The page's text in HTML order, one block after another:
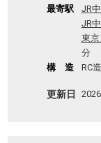
最寄駅
JR
JR
東
分
構 造
RC
更新日